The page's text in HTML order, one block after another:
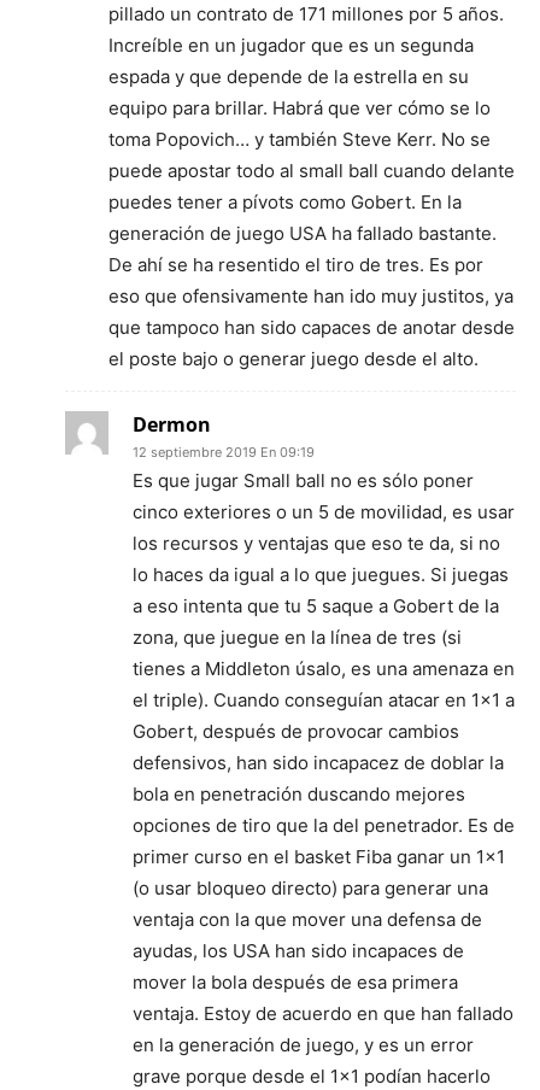
pillado un contrato de 171 millones por 5 años.
Increíble en un jugador que es un segunda
espada y que depende de la estrella en su
equipo para brillar. Habrá que ver cómo se lo
toma Popovich… y también Steve Kerr. No se
puede apostar todo al small ball cuando delante
puedes tener a pívots como Gobert. En la
generación de juego USA ha fallado bastante.
De ahí se ha resentido el tiro de tres. Es por
eso que ofensivamente han ido muy justitos, ya
que tampoco han sido capaces de anotar desde
el poste bajo o generar juego desde el alto.
Dermon
12 septiembre 2019 En 09:19
Es que jugar Small ball no es sólo poner
cinco exteriores o un 5 de movilidad, es usar
los recursos y ventajas que eso te da, si no
lo haces da igual a lo que juegues. Si juegas
a eso intenta que tu 5 saque a Gobert de la
zona, que juegue en la línea de tres (si
tienes a Middleton úsalo, es una amenaza en
el triple). Cuando conseguían atacar en 1×1 a
Gobert, después de provocar cambios
defensivos, han sido incapacez de doblar la
bola en penetración duscando mejores
opciones de tiro que la del penetrador. Es de
primer curso en el basket Fiba ganar un 1×1
(o usar bloqueo directo) para generar una
ventaja con la que mover una defensa de
ayudas, los USA han sido incapaces de
mover la bola después de esa primera
ventaja. Estoy de acuerdo en que han fallado
en la generación de juego, y es un error
grave porque desde el 1×1 podían hacerlo